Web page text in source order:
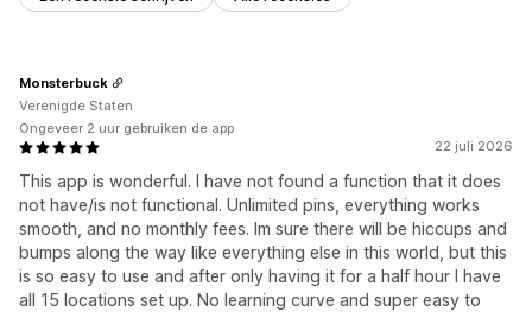
22 juli 2026
This app is wonderful. I have not found a function that it does
not have/is not functional. Unlimited pins, everything works
smooth, and no monthly fees. Im sure there will be hiccups and
bumps along the way like everything else in this world, but this
is so easy to use and after only having it for a half hour I have
all 15 locations set up. No learning curve and super easy to
Monsterbuck
Verenigde Staten
Ongeveer 2 uur gebruiken de app